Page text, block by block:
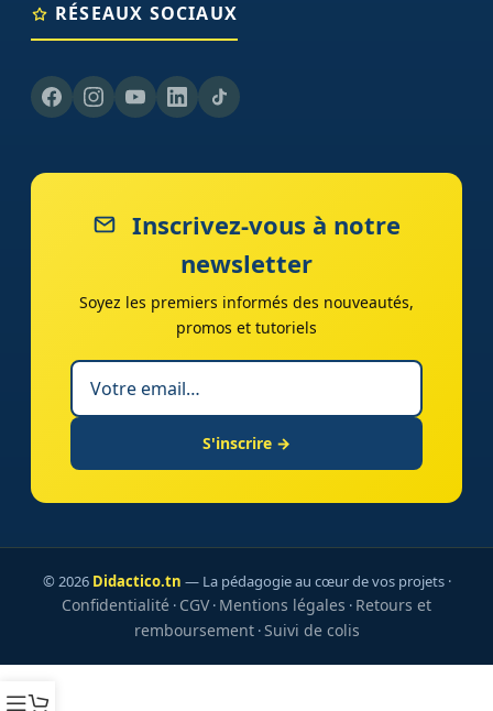
RÉSEAUX SOCIAUX
Inscrivez-vous à notre
newsletter
Soyez les premiers informés des nouveautés,
promos et tutoriels
S'inscrire →
© 2026 Didactico.tn — La pédagogie au cœur de vos projets ·
Confidentialité · CGV· Mentions légales · Retours et
remboursement·Suivi de colis